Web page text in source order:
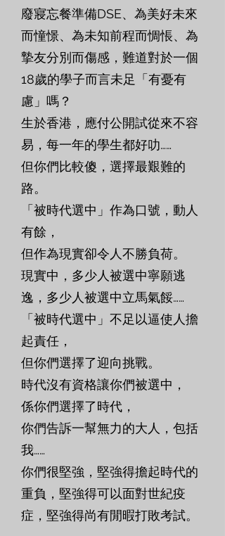
廢寢忘餐準備DSE、為美好未來
而憧憬、為未知前程而惆悵、為
摯友分別而傷感，難道對於一個
18歲的學子而言未足「有憂有
慮」嗎？
生於香港，應付公開試從來不容
易，每一年的學生都好叻……
但你們比較傻，選擇最艱難的
路。
「被時代選中」作為口號，動人
有餘，
但作為現實卻令人不勝負荷。
現實中，多少人被選中寧願逃
逸，多少人被選中立馬氣餒……
「被時代選中」不足以逼使人擔
起責任，
但你們選擇了迎向挑戰。
時代沒有資格讓你們被選中，
係你們選擇了時代，
你們告訴一幫無力的大人，包括
我……
你們很堅強，堅強得擔起時代的
重負，堅強得可以面對世紀疫
症，堅強得尚有閒暇打敗考試。